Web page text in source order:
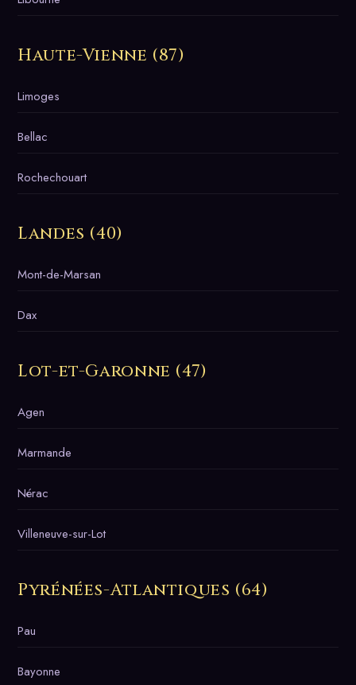
Haute-Vienne (87)
Limoges
Bellac
Rochechouart
Landes (40)
Mont-de-Marsan
Dax
Lot-et-Garonne (47)
Agen
Marmande
Nérac
Villeneuve-sur-Lot
Pyrénées-Atlantiques (64)
Pau
Bayonne